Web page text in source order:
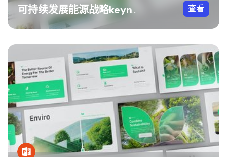
可持续发展能源战略keynote模板 查看